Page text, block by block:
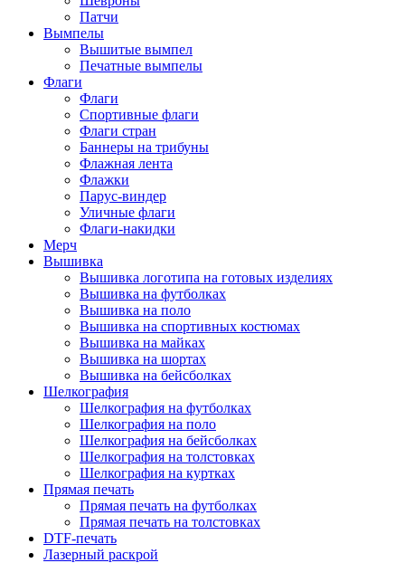
Патчи
Вымпелы
Вышитые вымпел
Печатные вымпелы
Флаги
Флаги
Спортивные флаги
Флаги стран
Баннеры на трибуны
Флажная лента
Флажки
Парус-виндер
Уличные флаги
Флаги-накидки
Мерч
Вышивка
Вышивка логотипа на готовых изделиях
Вышивка на футболках
Вышивка на поло
Вышивка на спортивных костюмах
Вышивка на майках
Вышивка на шортах
Вышивка на бейсболках
Шелкография
Шелкография на футболках
Шелкография на поло
Шелкография на бейсболках
Шелкография на толстовках
Шелкография на куртках
Прямая печать
Прямая печать на футболках
Прямая печать на толстовках
DTF-печать
Лазерный раскрой